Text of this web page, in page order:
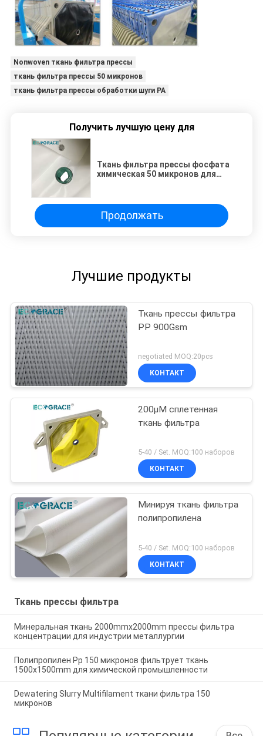
Nonwoven ткань фильтра прессы
ткань фильтра прессы 50 микронов
ткань фильтра прессы обработки шуги PA
Получить лучшую цену для
Ткань фильтра прессы фосфата
химическая 50 микронов для
Продолжать
Лучшие продукты
Ткань прессы фильтра
PP 900Gsm
negotiated MOQ:20pcs
КОНТАКТ
200μM сплетенная
ткань фильтра
5-40 / Set. MOQ:100 наборов
КОНТАКТ
Минируя ткань фильтра
полипропилена
5-40 / Set. MOQ:100 наборов
КОНТАКТ
Ткань прессы фильтра
Минеральная ткань 2000mmx2000mm прессы фильтра
концентрации для индустрии металлургии
Полипропилен Pp 150 микронов фильтрует ткань
1500x1500mm для химической промышленности
Dewatering Slurry Multifilament ткани фильтра 150
микронов